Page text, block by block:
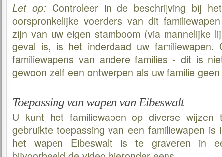
Let op: Controleer in de beschrijving bij
oorspronkelijke voerders van dit
zijn van uw eigen stamboom (via mannelijke
geval is, is het inderdaad uw familiewapen.
familiewapens van andere families - dit is
gewoon zelf een ontwerpen als uw familie
Toepassing van wapen van Eibeswalt
U kunt het familiewapen op diverse wijzen
gebruikte toepassing van een familiewapen is
het wapen Eibeswalt is te graveren in